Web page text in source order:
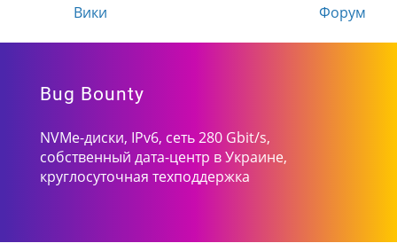
Вики
Форум
Bug Bounty
NVMe-диски, IPv6, сеть 280 Gbit/s,
собственный дата-центр в Украине,
круглосуточная техподдержка